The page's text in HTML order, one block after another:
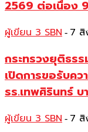
2569 ต่อเนื่อง
ผู้เขียน 3 SBN - 7 สิ
กระทรวงยุติธร
เปิดการขอรับค
รร.เทพศิรินทร์
ผู้เขียน 3 SBN - 7 สิ